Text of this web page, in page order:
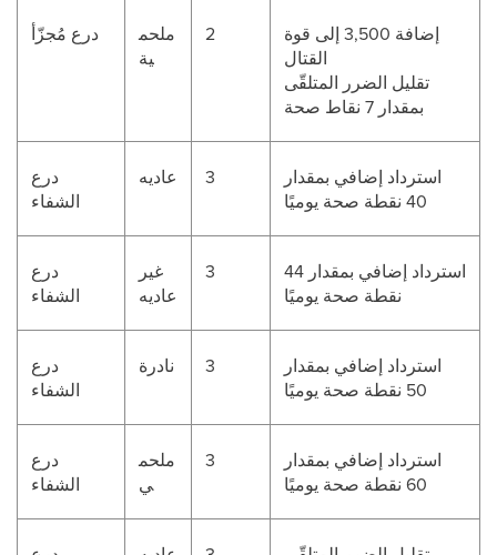
درع مُجزّأ
ملحم
ية
2
إضافة 3,500 إلى قوة
القتال
تقليل الضرر المتلقّى
بمقدار 7 نقاط صحة
درع
الشفاء
عاديه 3
استرداد إضافي بمقدار
40 نقطة صحة يوميًا
درع
الشفاء
غير
عاديه
3
استرداد إضافي بمقدار 44
نقطة صحة يوميًا
درع
الشفاء
نادرة 3
استرداد إضافي بمقدار
50 نقطة صحة يوميًا
درع
الشفاء
ملحم
ي
3
استرداد إضافي بمقدار
60 نقطة صحة يوميًا